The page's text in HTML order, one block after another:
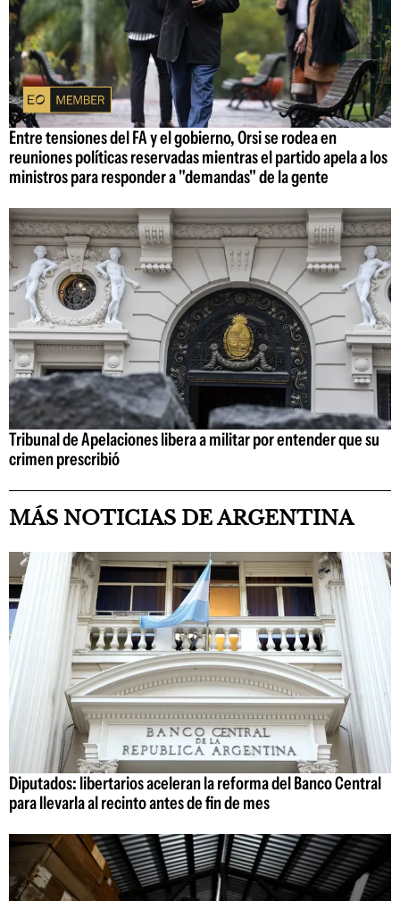
Entre tensiones del FA y el gobierno, Orsi se rodea en
reuniones políticas reservadas mientras el partido apela a los
ministros para responder a "demandas" de la gente
Tribunal de Apelaciones libera a militar por entender que su
crimen prescribió
MÁS NOTICIAS DE ARGENTINA
Diputados: libertarios aceleran la reforma del Banco Central
para llevarla al recinto antes de fin de mes